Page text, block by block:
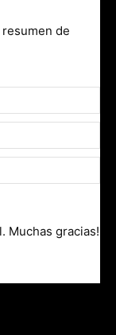
de
Muchas gracias!